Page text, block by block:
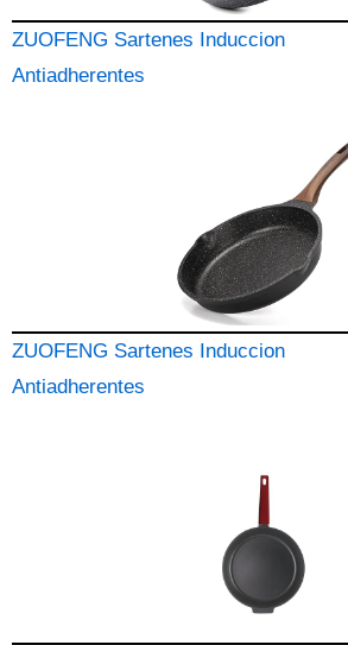
ZUOFENG Sartenes Induccion
Antiadherentes
ZUOFENG Sartenes Induccion
Antiadherentes